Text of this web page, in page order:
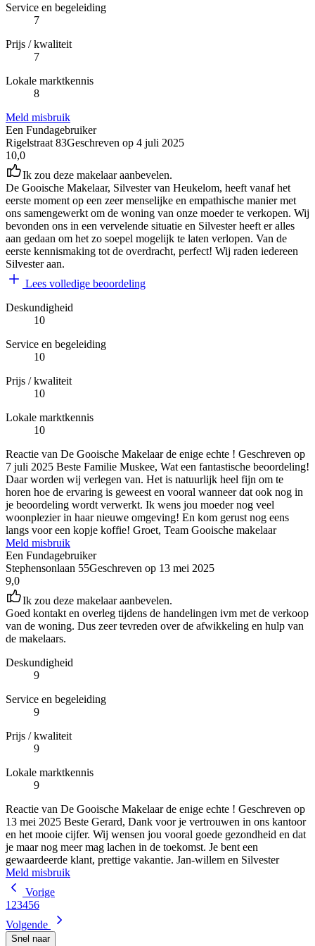
Service en begeleiding
7
Prijs / kwaliteit
7
Lokale marktkennis
8
Meld misbruik
Een Fundagebruiker
Rigelstraat 83Geschreven op 4 juli 2025
10,0
Ik zou deze makelaar aanbevelen.
De Gooische Makelaar, Silvester van Heukelom, heeft vanaf het
eerste moment op een zeer menselijke en empathische manier met
ons samengewerkt om de woning van onze moeder te verkopen. Wij
bevonden ons in een vervelende situatie en Silvester heeft er alles
aan gedaan om het zo soepel mogelijk te laten verlopen. Van de
eerste kennismaking tot de overdracht, perfect! Wij raden iedereen
Silvester aan.
Lees volledige beoordeling
Deskundigheid
10
Service en begeleiding
10
Prijs / kwaliteit
10
Lokale marktkennis
10
Reactie van De Gooische Makelaar de enige echte ! Geschreven op
7 juli 2025 Beste Familie Muskee, Wat een fantastische beoordeling!
Daar worden wij verlegen van. Het is natuurlijk heel fijn om te
horen hoe de ervaring is geweest en vooral wanneer dat ook nog in
je beoordeling wordt verwerkt. Ik wens jou moeder nog veel
woonplezier in haar nieuwe omgeving! En kom gerust nog eens
langs voor een kopje koffie! Groet, Team Gooische makelaar
Meld misbruik
Een Fundagebruiker
Stephensonlaan 55Geschreven op 13 mei 2025
9,0
Ik zou deze makelaar aanbevelen.
Goed kontakt en overleg tijdens de handelingen ivm met de verkoop
van de woning. Dus zeer tevreden over de afwikkeling en hulp van
de makelaars.
Deskundigheid
9
Service en begeleiding
9
Prijs / kwaliteit
9
Lokale marktkennis
9
Reactie van De Gooische Makelaar de enige echte ! Geschreven op
13 mei 2025 Beste Gerard, Dank voor je vertrouwen in ons kantoor
en het mooie cijfer. Wij wensen jou vooral goede gezondheid en dat
je maar nog meer mag lachen in de toekomst. Je bent een
gewaardeerde klant, prettige vakantie. Jan-willem en Silvester
Meld misbruik
Vorige
1 23456
Volgende
Snel naar